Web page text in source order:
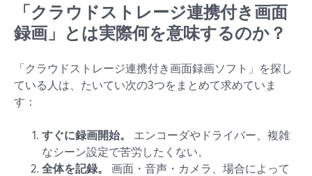
「クラウドストレージ連携付き画面
録画」とは実際何を意味するのか？
「クラウドストレージ連携付き画面録画ソフト」を探し
ている人は、たいてい次の3つをまとめて求めていま
す：
すぐに録画開始。
エンコーダやドライバー、複雑
なシーン設定で苦労したくない。
全体を記録。
画面・音声・カメラ、場合によって